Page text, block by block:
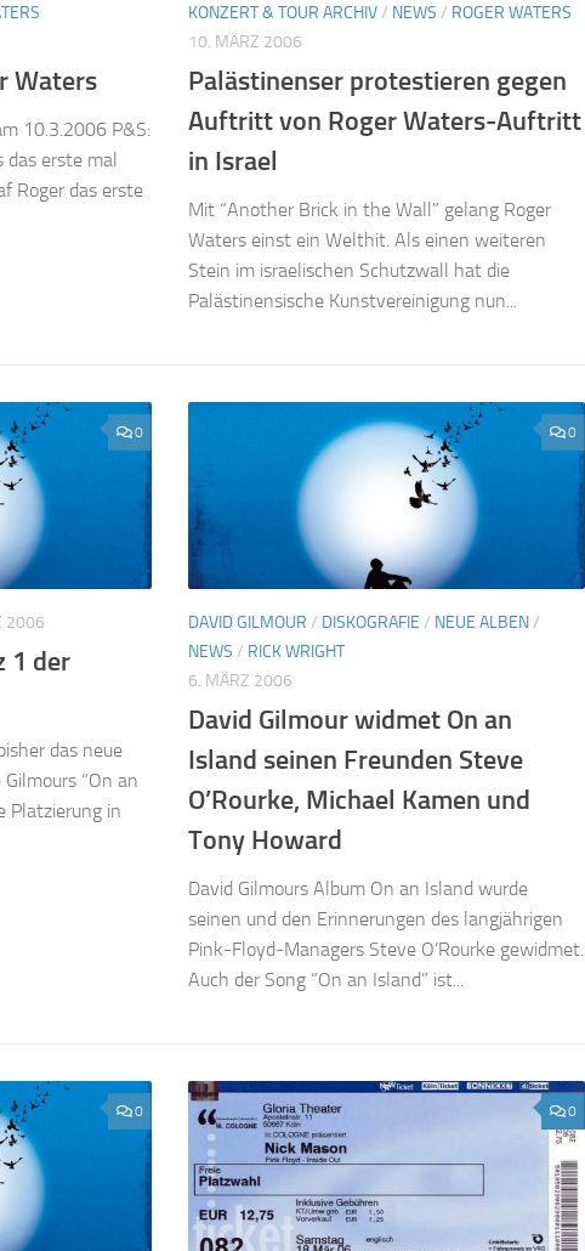
Waters
10.3.2006 P&S:
das erste mal
Roger das erste
KONZERT & TOUR ARCHIV/ NEWS / ROGER WATERS
10. MÄRZ 2006
Palästinenser protestieren gegen
Auftritt von Roger Waters-Auftritt
in Israel
Mit “Another Brick in the Wall” gelang Roger
Waters einst ein Welthit. Als einen weiteren
Stein im israelischen Schutzwall hat die
Palästinensische Kunstvereinigung nun...
0
2006
1 der
das neue
“On an
Platzierung in
0
DAVID GILMOUR / DISKOGRAFIE / NEUE ALBEN/
NEWS / RICK WRIGHT
6. MÄRZ 2006
David Gilmour widmet On an
Island seinen Freunden Steve
O’Rourke, Michael Kamen und
Tony Howard
David Gilmours Album On an Island wurde
seinen und den Erinnerungen des langjährigen
Pink-Floyd-Managers Steve O’Rourke gewidmet.
Auch der Song “On an Island” ist...
0 0